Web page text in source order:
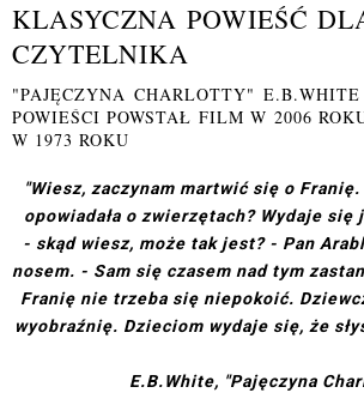
KLASYCZNA POWIEŚĆ
CZYTELNIKA
"PAJĘCZYNA CHARLOTTY"
POWIEŚCI POWSTAŁ FILM W 2006
W 1973 ROKU
"Wiesz, zaczynam martwić się o Franię.
opowiadała o zwierzętach? Wydaje się
- skąd wiesz, może tak jest? - Pan
nosem. - Sam się czasem nad tym
Franię nie trzeba się niepokoić.
wyobraźnię. Dzieciom wydaje się, że
E.B.White, "Pajęczyna